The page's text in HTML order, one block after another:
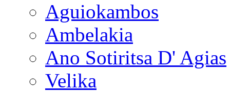
Aguiokambos
Ambelakia
Ano Sotiritsa D' Agias
Velika